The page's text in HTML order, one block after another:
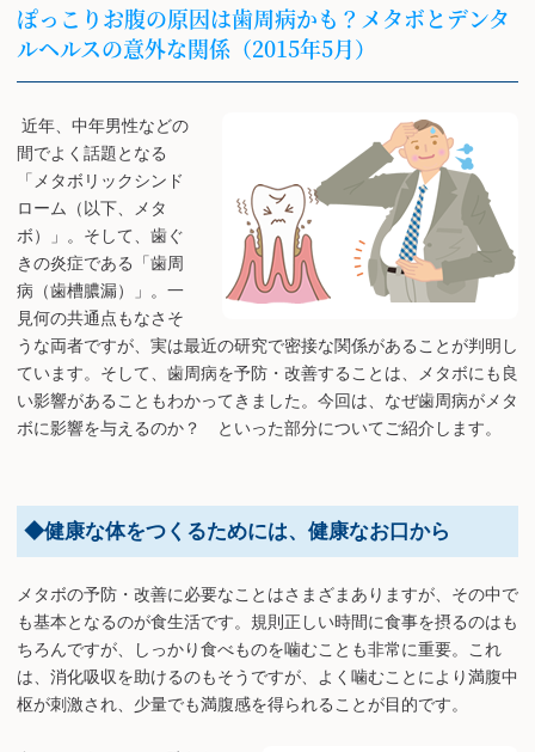
ぽっこりお腹の原因は歯周病かも？メタボとデンタ
ルヘルスの意外な関係（2015年5月）
近年、中年男性などの
間でよく話題となる
「メタボリックシンド
ローム（以下、メタ
ボ）」。そして、歯ぐ
きの炎症である「歯周
病（歯槽膿漏）」。一
見何の共通点もなさそ
うな両者ですが、実は最近の研究で密接な関係があることが判明し
ています。そして、歯周病を予防・改善することは、メタボにも良
い影響があることもわかってきました。今回は、なぜ歯周病がメタ
ボに影響を与えるのか？ といった部分についてご紹介します。
◆健康な体をつくるためには、健康なお口から
メタボの予防・改善に必要なことはさまざまありますが、その中で
も基本となるのが食生活です。規則正しい時間に食事を摂るのはも
ちろんですが、しっかり食べものを噛むことも非常に重要。これ
は、消化吸収を助けるのもそうですが、よく噛むことにより満腹中
枢が刺激され、少量でも満腹感を得られることが目的です。